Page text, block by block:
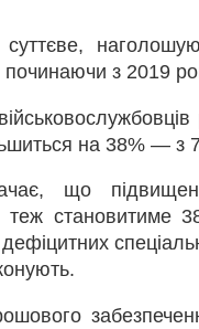
починаючи з 2019
на 38% — з
що
теж становитиме